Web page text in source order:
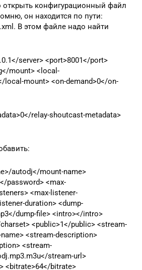
открыть конфигурационный файл
он находится по пути:
В этом файле надо найти
server> <port>8001</port>
mount> <local-
local-mount> <on-demand>0</on-
relay-shoutcast-metadata>
autodj</mount-name>
password> <max-
<max-listener-
duration> <dump-
dump-file> <intro></intro>
<public>1</public> <stream-
<stream-description>
<stream-
stream-url>
<bitrate>64</bitrate>